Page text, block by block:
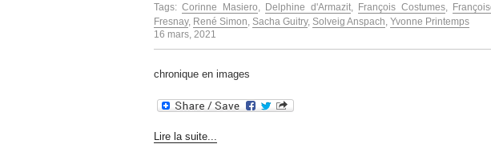
Tags:Corinne Masiero, Delphine d'Armazit, François Costumes,
Fresnay, René Simon, Sacha Guitry, Solveig Anspach, Yvonne Printemps
16 mars, 2021
chronique en images
Lire la suite...